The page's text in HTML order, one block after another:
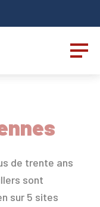
de trente ans
sont
sur 5 sites